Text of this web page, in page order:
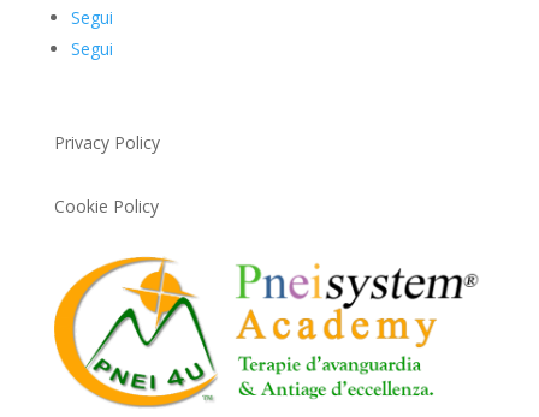
Segui
Segui
Privacy Policy
Cookie Policy